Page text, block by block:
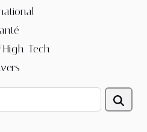
Tech